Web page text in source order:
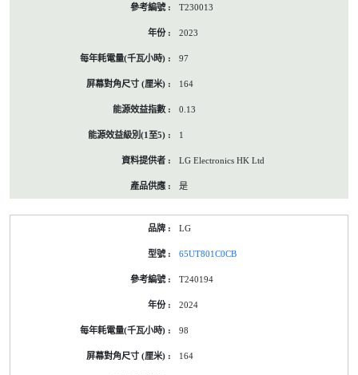
T230013
2023
97
164
0.13
1
LG Electronics HK Ltd
是
LG
65UT801C0CB
T240194
2024
98
164